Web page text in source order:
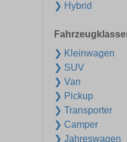
❯ Hybrid
❯ Kleinwagen
❯ SUV
❯ Van
❯ Pickup
❯ Transporter
❯ Camper
❯ Jahreswagen